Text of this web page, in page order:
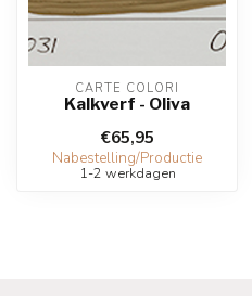
CARTE COLORI
Kalkverf - Oliva
€65,95
Nabestelling/Productie
1-2 werkdagen